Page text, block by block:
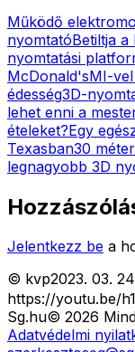
Működő
nyomtatóBetiltja
nyomtatási
McDonald'sMI-
édesség3D-
lehet enni a
ételeket?Egy
Texasban30
legnagyobb 3D
Jelentkezz be a
© kvp2023. 03.
https://youtu.be/
Sg.hu© 2026
Adatvédelmi